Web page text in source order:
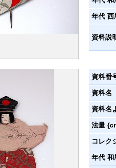
年代 西
資料説
資料番
資料名
資料名
法量
コレク
年代 和